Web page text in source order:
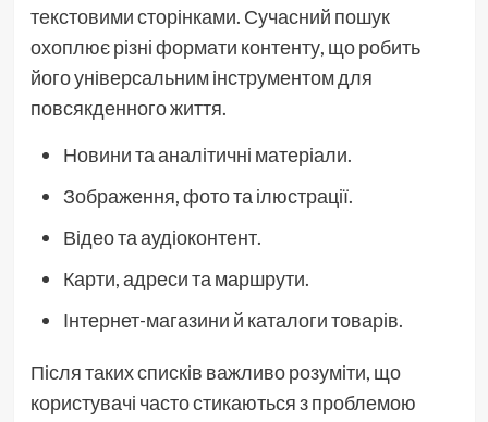
текстовими сторінками. Сучасний пошук
охоплює різні формати контенту, що робить
його універсальним інструментом для
повсякденного життя.
Новини та аналітичні матеріали.
Зображення, фото та ілюстрації.
Відео та аудіоконтент.
Карти, адреси та маршрути.
Інтернет-магазини й каталоги товарів.
Після таких списків важливо розуміти, що
користувачі часто стикаються з проблемою